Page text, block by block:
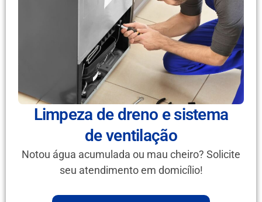
Limpeza de dreno e sistema
de ventilação
Notou água acumulada ou mau cheiro? Solicite
seu atendimento em domicílio!